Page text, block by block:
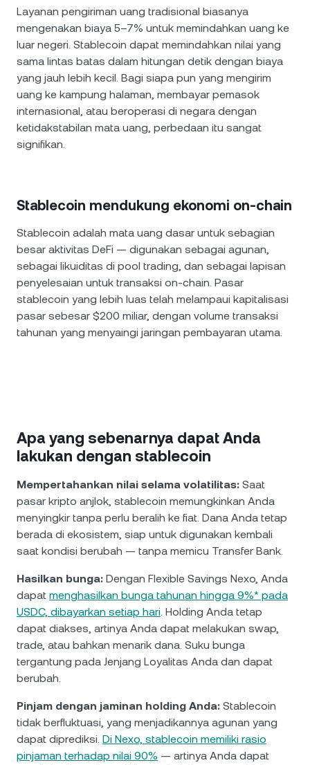
Layanan pengiriman uang tradisional biasanya
mengenakan biaya 5–7% untuk memindahkan uang ke
luar negeri. Stablecoin dapat memindahkan nilai yang
sama lintas batas dalam hitungan detik dengan biaya
yang jauh lebih kecil. Bagi siapa pun yang mengirim
uang ke kampung halaman, membayar pemasok
internasional, atau beroperasi di negara dengan
ketidakstabilan mata uang, perbedaan itu sangat
signifikan.
Stablecoin mendukung ekonomi on-chain
Stablecoin adalah mata uang dasar untuk sebagian
besar aktivitas DeFi — digunakan sebagai agunan,
sebagai likuiditas di pool trading, dan sebagai lapisan
penyelesaian untuk transaksi on-chain. Pasar
stablecoin yang lebih luas telah melampaui kapitalisasi
pasar sebesar $200 miliar, dengan volume transaksi
tahunan yang menyaingi jaringan pembayaran utama.
Apa yang sebenarnya dapat Anda
lakukan dengan stablecoin
Mempertahankan nilai selama volatilitas: Saat
pasar kripto anjlok, stablecoin memungkinkan Anda
menyingkir tanpa perlu beralih ke fiat. Dana Anda tetap
berada di ekosistem, siap untuk digunakan kembali
saat kondisi berubah — tanpa memicu Transfer Bank.
Hasilkan bunga: Dengan Flexible Savings Nexo, Anda
dapat menghasilkan bunga tahunan hingga 9%* pada
USDC, dibayarkan setiap hari. Holding Anda tetap
dapat diakses, artinya Anda dapat melakukan swap,
trade, atau bahkan menarik dana. Suku bunga
tergantung pada Jenjang Loyalitas Anda dan dapat
berubah.
Pinjam dengan jaminan holding Anda: Stablecoin
tidak berfluktuasi, yang menjadikannya agunan yang
dapat diprediksi. Di Nexo, stablecoin memiliki rasio
pinjaman terhadap nilai 90% — artinya Anda dapat